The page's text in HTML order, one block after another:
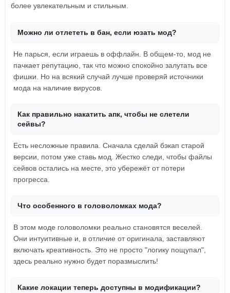
более увлекательным и стильным.
Можно ли отлететь в бан, если юзать мод?
Не парься, если играешь в оффлайн. В общем-то, мод не
пачкает репутацию, так что можно спокойно залутать все
фишки. Но на всякий случай лучше проверяй источники
мода на наличие вирусов.
Как правильно накатить апк, чтобы не слетели
сейвы?
Есть несложные правила. Сначала сделай бэкап старой
версии, потом уже ставь мод. Жестко следи, чтобы файлы
сейвов остались на месте, это убережёт от потери
прогресса.
Что особенного в головоломках мода?
В этом моде головоломки реально становятся веселей.
Они интуитивные и, в отличие от оригинала, заставляют
включать креативность. Это не просто "логику пощупал",
здесь реально нужно будет поразмыслить!
Какие локации теперь доступны в модификации?